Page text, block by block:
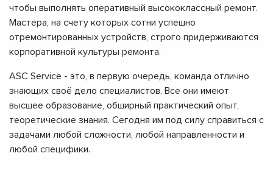
чтобы выполнять оперативный высококлассный ремонт.
Мастера, на счету которых сотни успешно
отремонтированных устройств, строго придерживаются
корпоративной культуры ремонта.
ASC Service - это, в первую очередь, команда отлично
знающих своё дело специалистов. Все они имеют
высшее образование, обширный практический опыт,
теоретические знания. Сегодня им под силу справиться с
задачами любой сложности, любой направленности и
любой специфики.